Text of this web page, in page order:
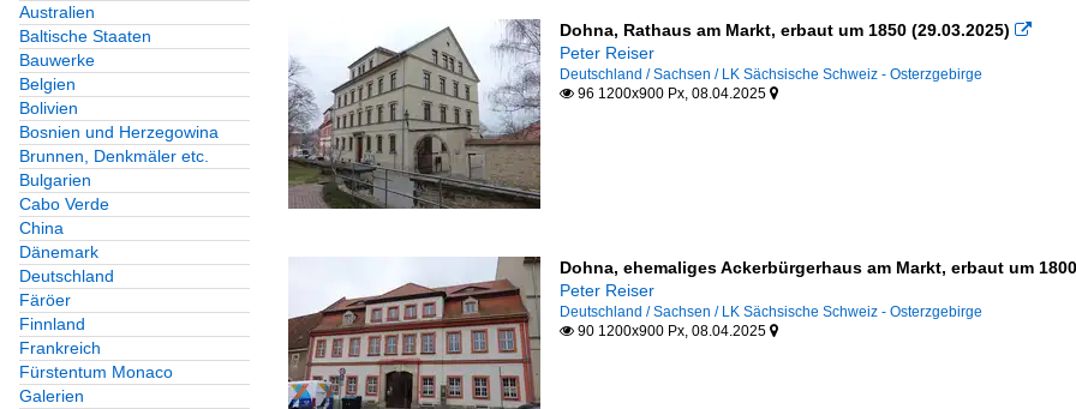
Australien
Baltische Staaten
Bauwerke
Belgien
Bolivien
Bosnien und Herzegowina
Brunnen, Denkmäler etc.
Bulgarien
Cabo Verde
China
Dänemark
Deutschland
Färöer
Finnland
Frankreich
Fürstentum Monaco
Galerien
Dohna, Rathaus am Markt, erbaut um 1850 (29.03.2025) 
Peter Reiser
Deutschland / Sachsen / LK Sächsische Schweiz - Osterzgebirge
96 1200x900 Px, 08.04.2025 
Dohna, ehemaliges Ackerbürgerhaus am Markt, erbaut um
Peter Reiser
Deutschland / Sachsen / LK Sächsische Schweiz - Osterzgebirge
90 1200x900 Px, 08.04.2025 